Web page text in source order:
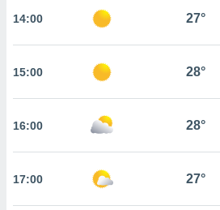
coste.
botón
a la
la
ya sean
en
ACEPTAR
CONTINUAR
14:00 27°
15:00 28°
16:00 28°
17:00 27°